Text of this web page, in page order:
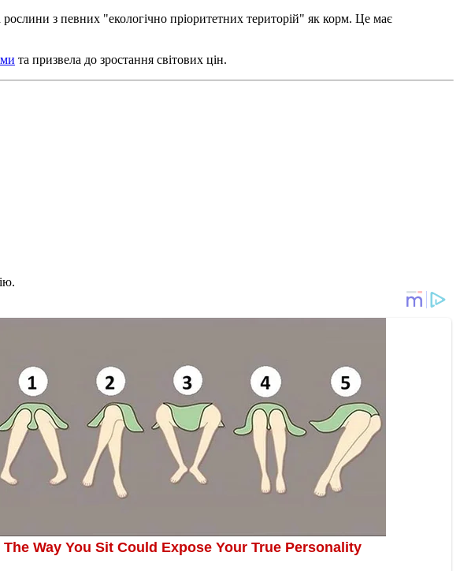
з певних "екологічно пріоритетних територій" як корм. Це має
та призвела до зростання світових цін.